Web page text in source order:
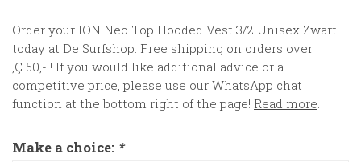
Order your ION Neo Top Hooded Vest 3/2 Unisex Zwart
today at De Surfshop. Free shipping on orders over
‚Ç¨50,- ! If you would like additional advice or a
competitive price, please use our WhatsApp chat
function at the bottom right of the page! Read more.
Make a choice: *